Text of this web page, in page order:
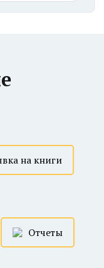
на книги
Отчеты